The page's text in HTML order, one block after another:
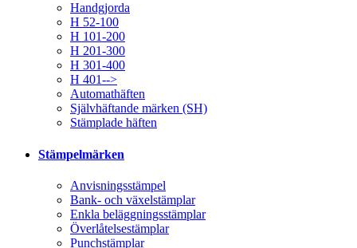
Handgjorda
H 52-100
H 101-200
H 201-300
H 301-400
H 401-->
Automathäften
Självhäftande märken (SH)
Stämplade häften
Stämpelmärken
Anvisningsstämpel
Bank- och växelstämplar
Enkla beläggningsstämplar
Överlåtelsestämplar
Punchstämplar